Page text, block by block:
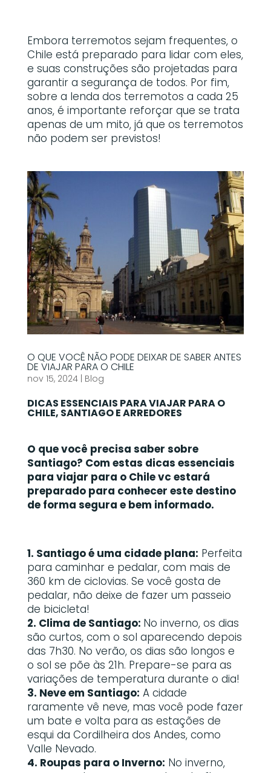
Embora terremotos sejam frequentes, o
Chile está preparado para lidar com eles,
e suas construções são projetadas para
garantir a segurança de todos. Por fim,
sobre a lenda dos terremotos a cada 25
anos, é importante reforçar que se trata
apenas de um mito, já que os terremotos
não podem ser previstos!
O QUE VOCÊ NÃO PODE DEIXAR DE SABER ANTES
DE VIAJAR PARA O CHILE
nov 15, 2024| Blog
DICAS ESSENCIAIS PARA VIAJAR PARA O
CHILE, SANTIAGO E ARREDORES
O que você precisa saber sobre
Santiago? Com estas dicas essenciais
para viajar para o Chile vc estará
preparado para conhecer este destino
de forma segura e bem informado.
1. Santiago é uma cidade plana: Perfeita
para caminhar e pedalar, com mais de
360 km de ciclovias. Se você gosta de
pedalar, não deixe de fazer um passeio
de bicicleta!
2. Clima de Santiago: No inverno, os dias
são curtos, com o sol aparecendo depois
das 7h30. No verão, os dias são longos e
o sol se põe às 21h. Prepare-se para as
variações de temperatura durante o dia!
3. Neve em Santiago: A cidade
raramente vê neve, mas você pode fazer
um bate e volta para as estações de
esqui da Cordilheira dos Andes, como
Valle Nevado.
4. Roupas para o Inverno: No inverno,